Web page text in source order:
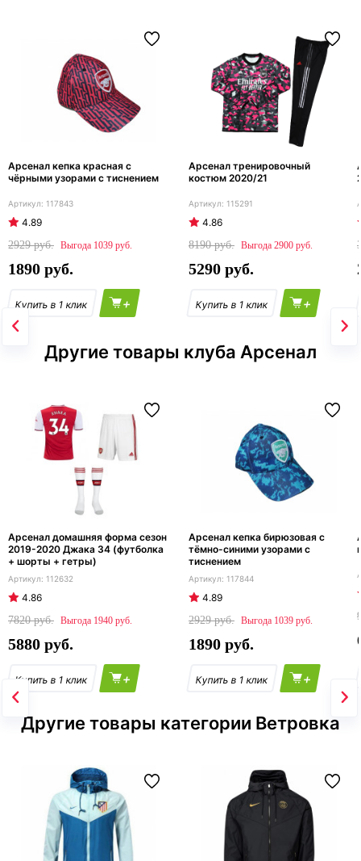
Арсенал кепка красная с
чёрными узорами с тиснением
117843
4.89
2929
1039
1890
+
Арсенал тренировочный
костюм 2020/21
115291
4.86
8190
2900
5290
+
Другие товары клуба Арсенал
Арсенал домашняя форма сезон
2019-2020 Джака 34 (футболка
+ шорты + гетры)
112632
4.86
7820
1940
5880
+
Арсенал кепка бирюзовая с
тёмно-синими узорами с
тиснением
117844
4.89
2929
1039
1890
+
Другие товары категории Ветровка